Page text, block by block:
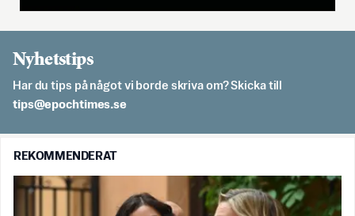
Nyhetstips
Har du tips på något vi borde skriva om? Skicka till
es.semithcope@spit
REKOMMENDERAT